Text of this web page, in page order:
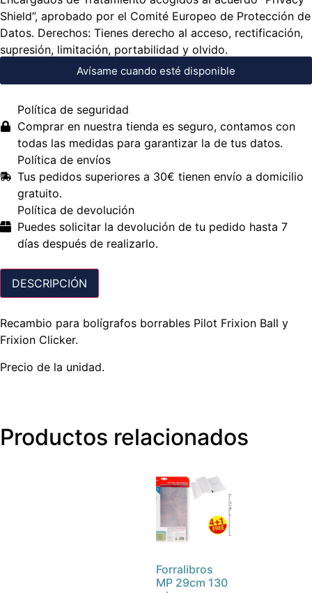
Shield”, aprobado por el Comité Europeo de Protección de
Datos. Derechos: Tienes derecho al acceso, rectificación,
supresión, limitación, portabilidad y olvido.
Avísame cuando esté disponible
Política de seguridad
Comprar en nuestra tienda es seguro, contamos con
todas las medidas para garantizar la de tus datos.
Política de envíos
Tus pedidos superiores a 30€ tienen envío a domicilio
gratuito.
Política de devolución
Puedes solicitar la devolución de tu pedido hasta 7
días después de realizarlo.
DESCRIPCIÓN
Recambio para bolígrafos borrables Pilot Frixion Ball y
Frixion Clicker.
Precio de la unidad.
Productos relacionados
Forralibros
MP 29cm 130